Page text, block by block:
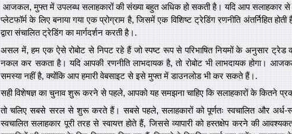
आजकल, मुफ्त में उपलब्ध सलाहकारों की संख्या बहुत अधिक हो सकती है। यदि आप सलाहकार से
प्लेटफॉर्म के लिए बनाया गया एक प्रोग्राम है, जिसमें एक विशिष्ट ट्रेडिंग रणनीति अंतर्निहित
द्वारा संचालित ट्रेडिंग का मार्गदर्शन करती है।.
असल में, हम एक ऐसे रोबोट से निपट रहे हैं जो स्पष्ट रूप से परिभाषित नियमों के अनुसार
नकल कर सकता है। यदि आपकी रणनीति लाभदायक है, तो रोबोट भी लाभदायक होगा।
समस्या नहीं है, क्योंकि आप हमारी वेबसाइट से इसे मुफ्त में डाउनलोड भी कर सकते हैं।.
सही विशेषज्ञ का चुनाव शुरू करने से पहले, आपको यह समझना चाहिए कि सलाहकारों के कितने
तो चलिए सबसे सरल से शुरू करते हैं। सबसे पहले, सलाहकारों को पूर्णतः स्वचालित और अर्ध-
स्वचालित सलाहकार पूरी तरह से स्वायत्त होते हैं, जिससे व्यापारी को हस्तक्षेप करने की